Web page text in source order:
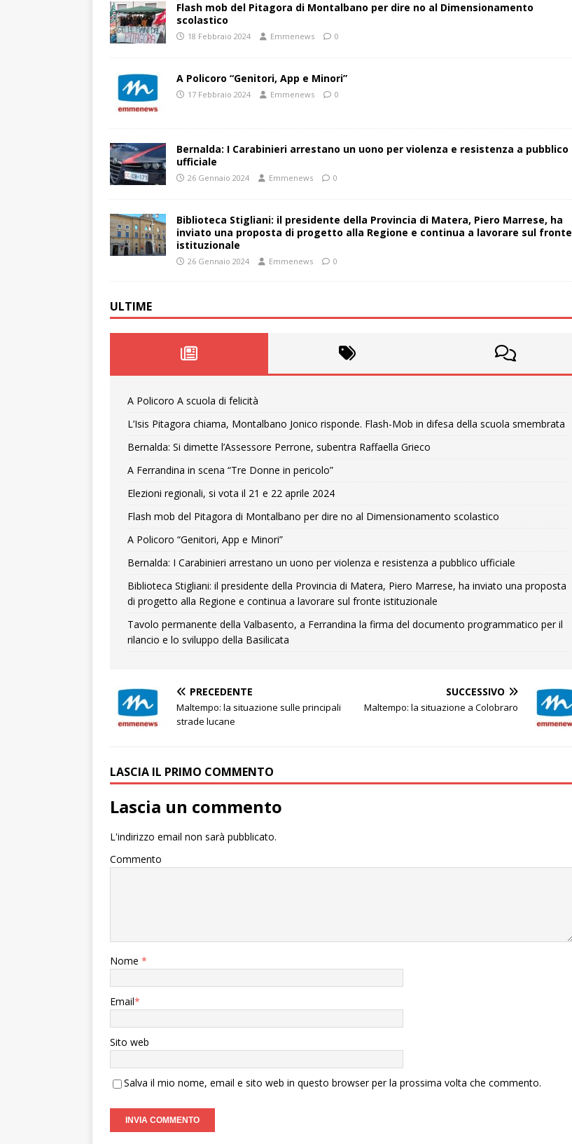
Flash mob del Pitagora di Montalbano per dire no al Dimensionamento
scolastico
18 Febbraio 2024 Emmenews 0
A Policoro “Genitori, App e Minori”
17 Febbraio 2024 Emmenews 0
Bernalda: I Carabinieri arrestano un uono per violenza e resistenza a pubblico
ufficiale
26 Gennaio 2024 Emmenews 0
Biblioteca Stigliani: il presidente della Provincia di Matera, Piero Marrese, ha
inviato una proposta di progetto alla Regione e continua a lavorare sul fronte
istituzionale
26 Gennaio 2024 Emmenews 0
ULTIME
A Policoro A scuola di felicità
L’Isis Pitagora chiama, Montalbano Jonico risponde. Flash-Mob in difesa della scuola smembrata
Bernalda: Si dimette l’Assessore Perrone, subentra Raffaella Grieco
A Ferrandina in scena “Tre Donne in pericolo”
Elezioni regionali, si vota il 21 e 22 aprile 2024
Flash mob del Pitagora di Montalbano per dire no al Dimensionamento scolastico
A Policoro “Genitori, App e Minori”
Bernalda: I Carabinieri arrestano un uono per violenza e resistenza a pubblico ufficiale
Biblioteca Stigliani: il presidente della Provincia di Matera, Piero Marrese, ha inviato una proposta
di progetto alla Regione e continua a lavorare sul fronte istituzionale
Tavolo permanente della Valbasento, a Ferrandina la firma del documento programmatico per il
rilancio e lo sviluppo della Basilicata
PRECEDENTE
Maltempo: la situazione sulle principali
strade lucane
SUCCESSIVO
Maltempo: la situazione a Colobraro
LASCIA IL PRIMO COMMENTO
Lascia un commento
L'indirizzo email non sarà pubblicato.
Commento
Nome *
Email*
Sito web
Salva il mio nome, email e sito web in questo browser per la prossima volta che commento.